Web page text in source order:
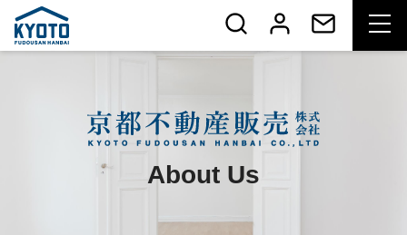
About Us